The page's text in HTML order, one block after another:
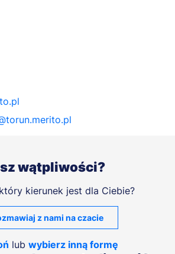
wątpliwości?
kierunek jest dla Ciebie?
z nami na czacie
lub wybierz inną formę